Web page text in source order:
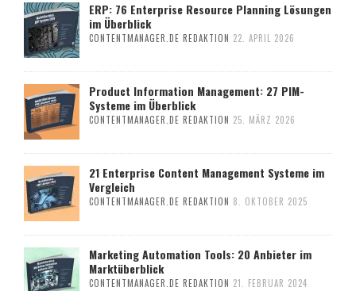
ERP: 76 Enterprise Resource Planning Lösungen
im Überblick
CONTENTMANAGER.DE REDAKTION 22. APRIL 2026
Product Information Management: 27 PIM-
Systeme im Überblick
CONTENTMANAGER.DE REDAKTION 25. MÄRZ 2026
21 Enterprise Content Management Systeme im
Vergleich
CONTENTMANAGER.DE REDAKTION 8. OKTOBER 2025
Marketing Automation Tools: 20 Anbieter im
Marktüberblick
CONTENTMANAGER.DE REDAKTION 21. FEBRUAR 2024